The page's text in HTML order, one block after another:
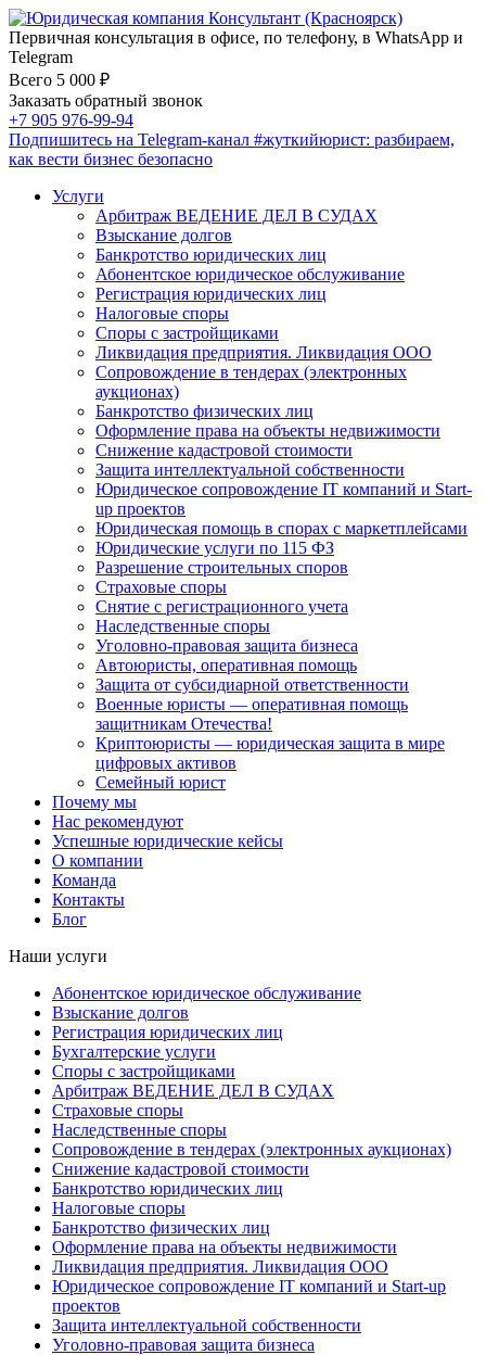
Первичная консультация в офисе, по телефону, в WhatsApp и
Telegram
Всего 5 000 ₽
Заказать обратный звонок
+7 905 976-99-94
Подпишитесь на Telegram-канал #жуткийюрист: разбираем,
как вести бизнес безопасно
Услуги
Арбитраж ВЕДЕНИЕ ДЕЛ В СУДАХ
Взыскание долгов
Банкротство юридических лиц
Абонентское юридическое обслуживание
Регистрация юридических лиц
Налоговые споры
Споры с застройщиками
Ликвидация предприятия. Ликвидация ООО
Сопровождение в тендерах (электронных
аукционах)
Банкротство физических лиц
Оформление права на объекты недвижимости
Снижение кадастровой стоимости
Защита интеллектуальной собственности
Юридическое сопровождение IT компаний и Start-
up проектов
Юридическая помощь в спорах с маркетплейсами
Юридические услуги по 115 ФЗ
Разрешение строительных споров
Страховые споры
Снятие с регистрационного учета
Наследственные споры
Уголовно-правовая защита бизнеса
Автоюристы, оперативная помощь
Защита от субсидиарной ответственности
Военные юристы — оперативная помощь
защитникам Отечества!
Криптоюристы — юридическая защита в мире
цифровых активов
Семейный юрист
Почему мы
Нас рекомендуют
Успешные юридические кейсы
О компании
Команда
Контакты
Блог
Наши услуги
Абонентское юридическое обслуживание
Взыскание долгов
Регистрация юридических лиц
Бухгалтерские услуги
Споры с застройщиками
Арбитраж ВЕДЕНИЕ ДЕЛ В СУДАХ
Страховые споры
Наследственные споры
Сопровождение в тендерах (электронных аукционах)
Снижение кадастровой стоимости
Банкротство юридических лиц
Налоговые споры
Банкротство физических лиц
Оформление права на объекты недвижимости
Ликвидация предприятия. Ликвидация ООО
Юридическое сопровождение IT компаний и Start-up
проектов
Защита интеллектуальной собственности
Уголовно-правовая защита бизнеса